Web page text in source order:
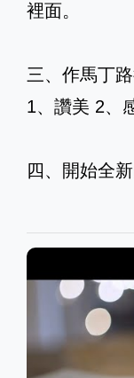
裡面。
三、作馬丁
1、讚美 2、
四、開始全